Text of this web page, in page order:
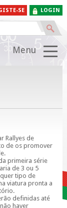
LOGIN
SE
Menu
Rallyes de
de os promover
primeira série
de 3 ou 5
tipo de
viatura pronta a
definidas até
haver